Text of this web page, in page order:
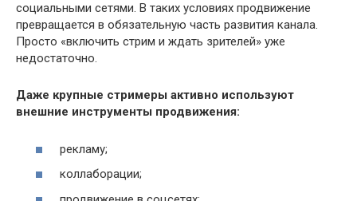
социальными сетями. В таких условиях продвижение
превращается в обязательную часть развития канала.
Просто «включить стрим и ждать зрителей» уже
недостаточно.
Даже крупные стримеры активно используют
внешние инструменты продвижения:
рекламу;
коллаборации;